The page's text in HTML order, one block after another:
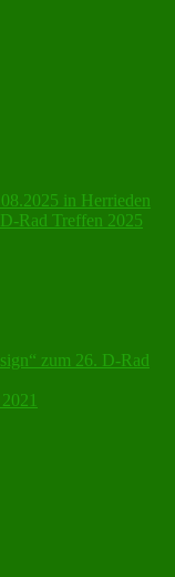
in Herrieden
Rad Treffen 2025
zum 26. D-Rad